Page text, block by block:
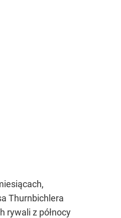
Thurnbichlera
rywali z północy